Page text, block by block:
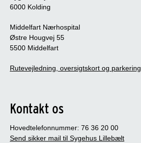
6000 Kolding
Middelfart Nærhospital
Østre Hougvej 55
5500 Middelfart
Rutevejledning, oversigtskort og parkering
Kontakt os
Hovedtelefonnummer: 76 36 20 00
Send sikker mail til Sygehus Lillebælt